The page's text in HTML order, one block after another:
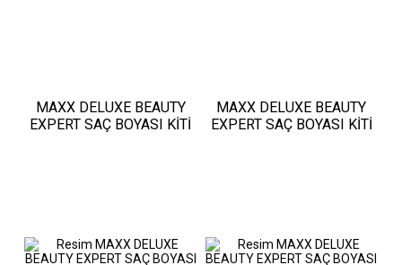
MAXX DELUXE BEAUTY
EXPERT SAÇ BOYASI KİTİ
MAXX DELUXE BEAUTY
EXPERT SAÇ BOYASI KİTİ